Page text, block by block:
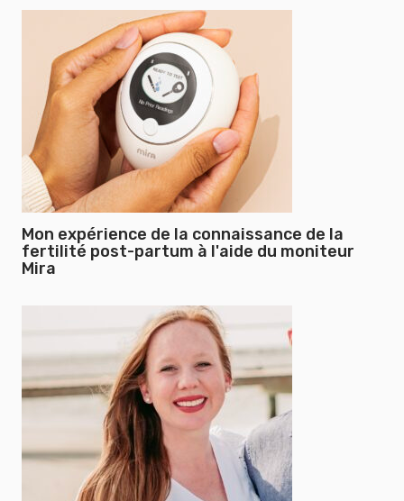
Mon expérience de la connaissance de la
fertilité post-partum à l'aide du moniteur
Mira